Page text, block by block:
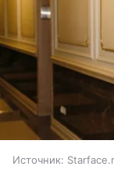
Источник: